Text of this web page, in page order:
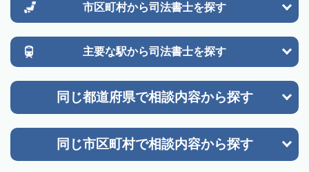
市区町村から司法書士を探す
主要な駅から司法書士を探す
同じ都道府県で相談内容から探す
同じ市区町村で相談内容から探す